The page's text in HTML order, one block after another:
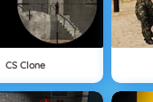
CS Clone